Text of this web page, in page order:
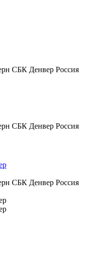
СБК Денвер Россия
СБК Денвер Россия
СБК Денвер Россия